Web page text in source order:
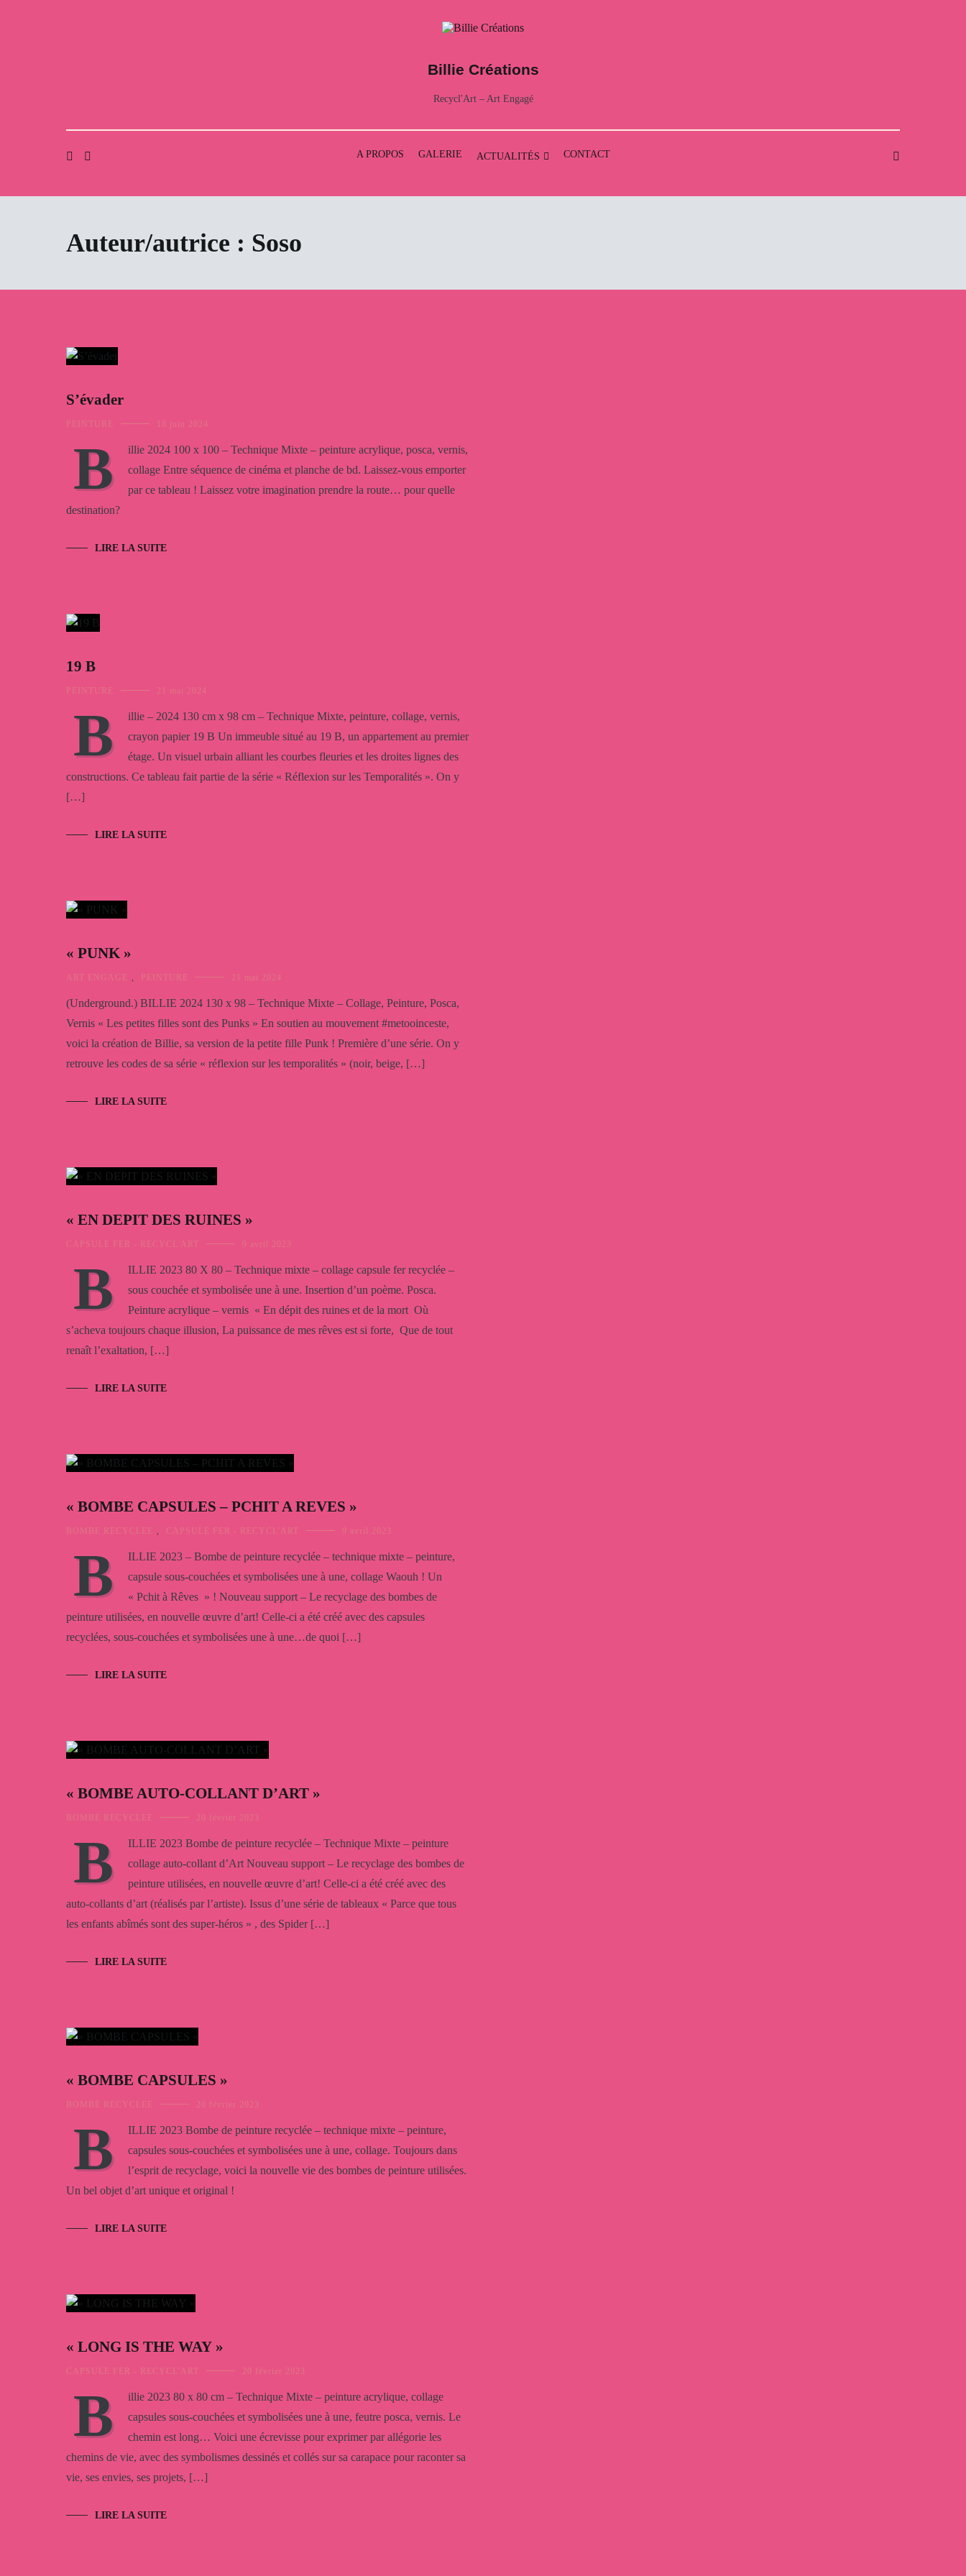
Billie Créations
Recycl'Art – Art Engagé
A PROPOS GALERIE ACTUALITÉS CONTACT
Auteur/autrice : Soso
S’évader
PEINTURE 18 juin 2024
B
illie 2024 100 x 100 – Technique Mixte – peinture acrylique, posca, vernis,
collage Entre séquence de cinéma et planche de bd. Laissez-vous emporter
par ce tableau ! Laissez votre imagination prendre la route… pour quelle
destination?
LIRE LA SUITE
19 B
PEINTURE 21 mai 2024
B
illie – 2024 130 cm x 98 cm – Technique Mixte, peinture, collage, vernis,
crayon papier 19 B Un immeuble situé au 19 B, un appartement au premier
étage. Un visuel urbain alliant les courbes fleuries et les droites lignes des
constructions. Ce tableau fait partie de la série « Réflexion sur les Temporalités ». On y
[…]
LIRE LA SUITE
« PUNK »
ART ENGAGE , PEINTURE 21 mai 2024
(Underground.) BILLIE 2024 130 x 98 – Technique Mixte – Collage, Peinture, Posca,
Vernis « Les petites filles sont des Punks » En soutien au mouvement #metooinceste,
voici la création de Billie, sa version de la petite fille Punk ! Première d’une série. On y
retrouve les codes de sa série « réflexion sur les temporalités » (noir, beige, […]
LIRE LA SUITE
« EN DEPIT DES RUINES »
CAPSULE FER - RECYCL'ART 9 avril 2023
B
ILLIE 2023 80 X 80 – Technique mixte – collage capsule fer recyclée –
sous couchée et symbolisée une à une. Insertion d’un poème. Posca.
Peinture acrylique – vernis « En dépit des ruines et de la mort Où
s’acheva toujours chaque illusion, La puissance de mes rêves est si forte, Que de tout
renaît l’exaltation, […]
LIRE LA SUITE
« BOMBE CAPSULES – PCHIT A REVES »
BOMBE RECYCLEE , CAPSULE FER - RECYCL'ART 9 avril 2023
B
ILLIE 2023 – Bombe de peinture recyclée – technique mixte – peinture,
capsule sous-couchées et symbolisées une à une, collage Waouh ! Un
« Pchit à Rêves » ! Nouveau support – Le recyclage des bombes de
peinture utilisées, en nouvelle œuvre d’art! Celle-ci a été créé avec des capsules
recyclées, sous-couchées et symbolisées une à une…de quoi […]
LIRE LA SUITE
« BOMBE AUTO-COLLANT D’ART »
BOMBE RECYCLEE 20 février 2023
B
ILLIE 2023 Bombe de peinture recyclée – Technique Mixte – peinture
collage auto-collant d’Art Nouveau support – Le recyclage des bombes de
peinture utilisées, en nouvelle œuvre d’art! Celle-ci a été créé avec des
auto-collants d’art (réalisés par l’artiste). Issus d’une série de tableaux « Parce que tous
les enfants abîmés sont des super-héros » , des Spider […]
LIRE LA SUITE
« BOMBE CAPSULES »
BOMBE RECYCLEE 20 février 2023
B
ILLIE 2023 Bombe de peinture recyclée – technique mixte – peinture,
capsules sous-couchées et symbolisées une à une, collage. Toujours dans
l’esprit de recyclage, voici la nouvelle vie des bombes de peinture utilisées.
Un bel objet d’art unique et original !
LIRE LA SUITE
« LONG IS THE WAY »
CAPSULE FER - RECYCL'ART 20 février 2023
B
illie 2023 80 x 80 cm – Technique Mixte – peinture acrylique, collage
capsules sous-couchées et symbolisées une à une, feutre posca, vernis. Le
chemin est long… Voici une écrevisse pour exprimer par allégorie les
chemins de vie, avec des symbolismes dessinés et collés sur sa carapace pour raconter sa
vie, ses envies, ses projets, […]
LIRE LA SUITE